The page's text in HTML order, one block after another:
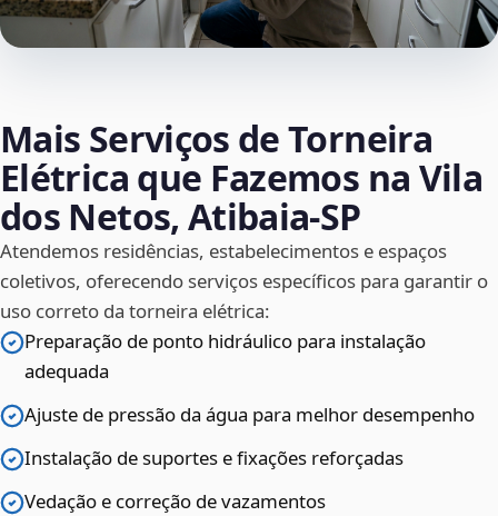
Mais Serviços de Torneira
Elétrica que Fazemos na Vila
dos Netos, Atibaia‑SP
Atendemos residências, estabelecimentos e espaços
coletivos, oferecendo serviços específicos para garantir o
uso correto da torneira elétrica:
Preparação de ponto hidráulico para instalação
adequada
Ajuste de pressão da água para melhor desempenho
Instalação de suportes e fixações reforçadas
Vedação e correção de vazamentos